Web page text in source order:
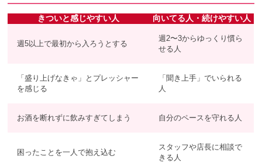
きついと感じやすい人 向いてる人・続けやすい人
週5以上で最初から入ろうとする
週2〜3からゆっくり慣ら
せる人
「盛り上げなきゃ」とプレッシャー
を感じる
「聞き上手」でいられる
人
お酒を断れずに飲みすぎてしまう 自分のペースを守れる人
困ったことを一人で抱え込む
スタッフや店長に相談で
きる人